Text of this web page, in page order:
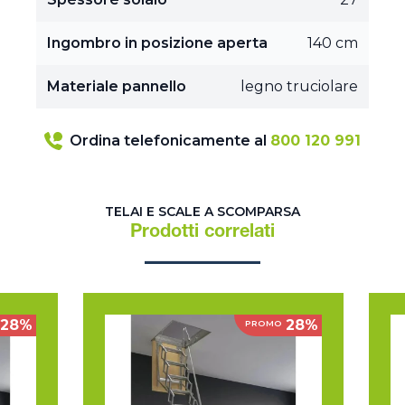
Ingombro in posizione aperta 140 cm
Materiale pannello legno truciolare
Ordina telefonicamente al 800 120 991
TELAI E SCALE A SCOMPARSA
Prodotti correlati
28% PROMO 28%